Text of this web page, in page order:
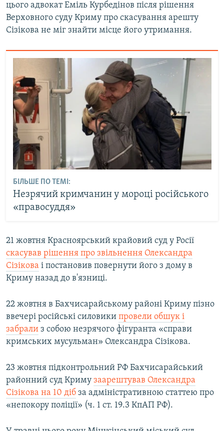
цього адвокат Еміль Курбедінов після рішення
Верховного суду Криму про скасування арешту
Сізікова не міг знайти місце його утримання.
БІЛЬШЕ ПО ТЕМІ:
Незрячий кримчанин у мороці російського
«правосуддя»
21 жовтня Красноярський крайовий суд у Росії
скасував рішення про звільнення Олександра
Сізікова і постановив повернути його з дому в
Криму назад до в'язниці.
22 жовтня в Бахчисарайському районі Криму пізно
ввечері російські силовики провели обшук і
забрали з собою незрячого фігуранта «справи
кримських мусульман» Олександра Сізікова.
23 жовтня підконтрольний РФ Бахчисарайський
районний суд Криму заарештував Олександра
Сізікова на 10 діб за адміністративною статтею про
«непокору поліції» (ч. 1 ст. 19.3 КпАП РФ).